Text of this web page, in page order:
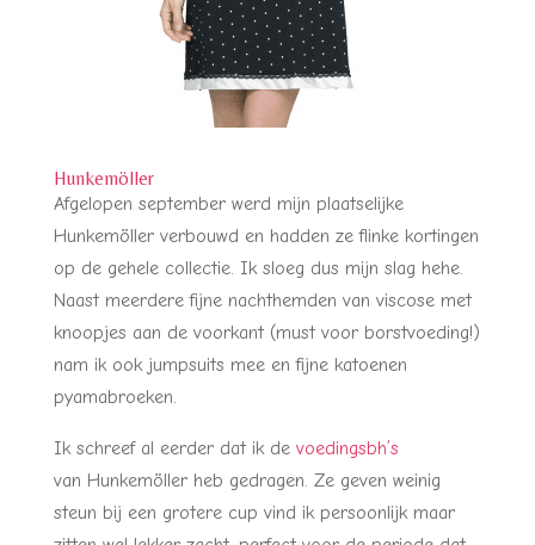
Hunkemöller
Afgelopen september werd mijn plaatselijke
Hunkemöller verbouwd en hadden ze flinke kortingen
op de gehele collectie. Ik sloeg dus mijn slag hehe.
Naast meerdere fijne nachthemden van viscose met
knoopjes aan de voorkant (must voor borstvoeding!)
nam ik ook jumpsuits mee en fijne katoenen
pyamabroeken.
Ik schreef al eerder dat ik de voedingsbh’s
van Hunkemöller heb gedragen. Ze geven weinig
steun bij een grotere cup vind ik persoonlijk maar